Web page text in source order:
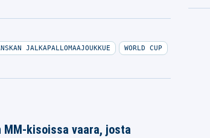
JALKAPALLOMAAJOUKKUE WORLD CUP
MM-kisoissa vaara, josta